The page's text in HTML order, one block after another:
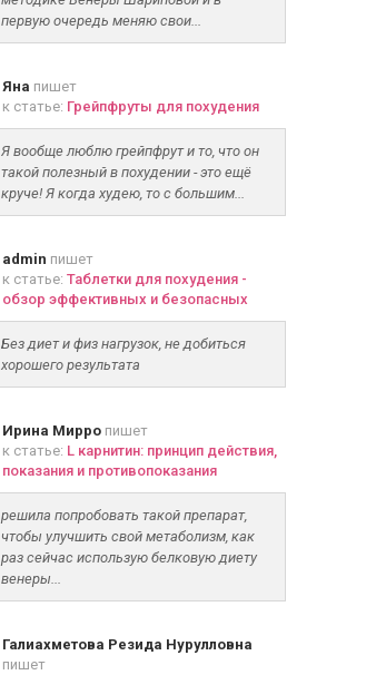
первую очередь меняю свои...
Яна пишет
к статье: Грейпфруты для похудения
Я вообще люблю грейпфрут и то, что он
такой полезный в похудении - это ещё
круче! Я когда худею, то с большим...
admin пишет
к статье: Таблетки для похудения -
обзор эффективных и безопасных
Без диет и физ нагрузок, не добиться
хорошего результата
Ирина Мирропишет
к статье: L карнитин: принцип действия,
показания и противопоказания
решила попробовать такой препарат,
чтобы улучшить свой метаболизм, как
раз сейчас использую белковую диету
венеры...
Галиахметова Резида Нурулловна
пишет